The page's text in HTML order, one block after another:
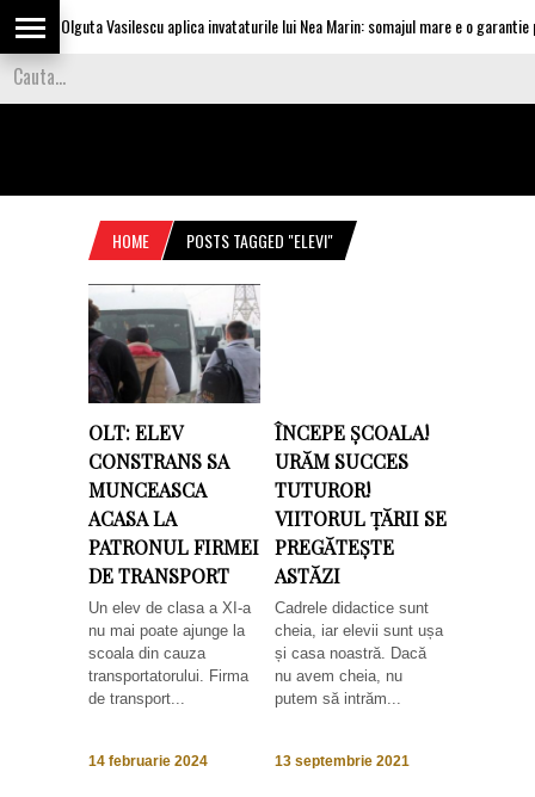
Olguta Vasilescu aplica invataturile lui Nea Marin: somajul mare e o garantie
HOME POSTS TAGGED "ELEVI"
OLT: ELEV
CONSTRANS SA
MUNCEASCA
ACASA LA
PATRONUL FIRMEI
DE TRANSPORT
Un elev de clasa a XI-a
nu mai poate ajunge la
scoala din cauza
transportatorului. Firma
de transport...
14 februarie 2024
ÎNCEPE ȘCOALA!
URĂM SUCCES
TUTUROR!
VIITORUL ȚĂRII SE
PREGĂTEȘTE
ASTĂZI
Cadrele didactice sunt
cheia, iar elevii sunt ușa
și casa noastră. Dacă
nu avem cheia, nu
putem să intrăm...
13 septembrie 2021